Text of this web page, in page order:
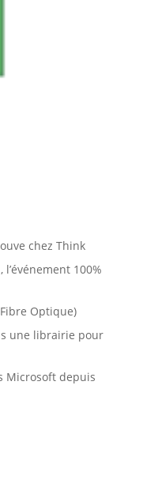
chez Think
100%
Optique)
une librairie pour
Microsoft depuis